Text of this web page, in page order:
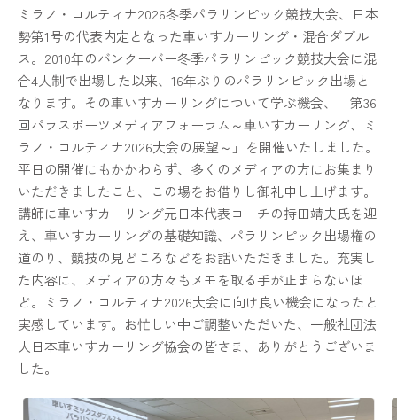
ミラノ・コルティナ2026冬季パラリンピック競技大会、日本
勢第1号の代表内定となった車いすカーリング・混合ダブル
ス。2010年のバンクーバー冬季パラリンピック競技大会に混
合4人制で出場した以来、16年ぶりのパラリンピック出場と
なります。その車いすカーリングについて学ぶ機会、「第36
回パラスポーツメディアフォーラム～車いすカーリング、ミ
ラノ・コルティナ2026大会の展望～」を開催いたしました。
平日の開催にもかかわらず、多くのメディアの方にお集まり
いただきましたこと、この場をお借りし御礼申し上げます。
講師に車いすカーリング元日本代表コーチの持田靖夫氏を迎
え、車いすカーリングの基礎知識、パラリンピック出場権の
道のり、競技の見どころなどをお話いただきました。充実し
た内容に、メディアの方々もメモを取る手が止まらないほ
ど。ミラノ・コルティナ2026大会に向け良い機会になったと
実感しています。お忙しい中ご調整いただいた、一般社団法
人日本車いすカーリング協会の皆さま、ありがとうございま
した。